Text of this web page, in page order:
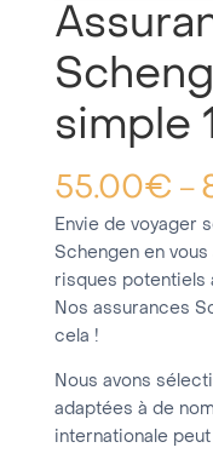
simple
55.00€ –
Envie de voyager
Schengen en
risques potentiels
Nos assurances
cela !
Nous avons
adaptées à de
internationale